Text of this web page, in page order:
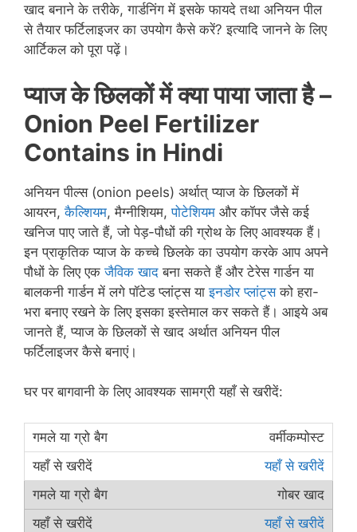
खाद बनाने के तरीके, गार्डनिंग में इसके फायदे तथा अनियन पील
से तैयार फर्टिलाइजर का उपयोग कैसे करें? इत्यादि जानने के लिए
आर्टिकल को पूरा पढ़ें।
प्याज के छिलकों में क्या पाया जाता है –
Onion Peel Fertilizer
Contains in Hindi
अनियन पील्स (onion peels) अर्थात् प्याज के छिलकों में
आयरन,कैल्शियम, मैग्नीशियम,पोटेशियम और कॉपर जैसे कई
खनिज पाए जाते हैं, जो पेड़-पौधों की ग्रोथ के लिए आवश्यक हैं।
इन प्राकृतिक प्याज के कच्चे छिलके का उपयोग करके आप अपने
पौधों के लिए एकजैविक खाद बना सकते हैं और टेरेस गार्डन या
बालकनी गार्डन में लगे पॉटेड प्लांट्स याइनडोर प्लांट्सको हरा-
भरा बनाए रखने के लिए इसका इस्तेमाल कर सकते हैं। आइये अब
जानते हैं, प्याज के छिलकों से खाद अर्थात अनियन पील
फर्टिलाइजर कैसे बनाएं।
घर पर बागवानी के लिए आवश्यक सामग्री यहाँ से खरीदें:
वर्मीकम्पोस्ट
यहाँ से खरीदें
गोबर खाद
यहाँ से खरीदें